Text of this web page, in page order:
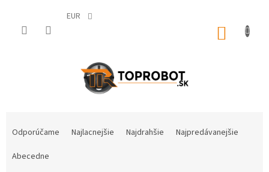
EUR
Odporúčame Najlacnejšie Najdrahšie
Najpredávanejšie
Abecedne